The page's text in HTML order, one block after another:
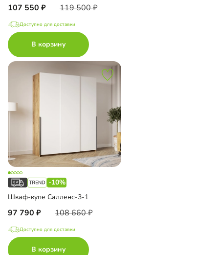
107 550 119 500
Доступно для доставки
В корзину
-10%
Шкаф-купе Салленс-3-1
97 790 108 660
Доступно для доставки
В корзину